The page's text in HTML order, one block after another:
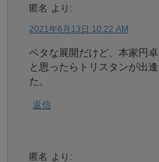
匿名 より:
2021年6月13日 10:22 AM
ベタな展開だけど、本家円
と思ったらトリスタンが出
た。
返信
匿名 より: